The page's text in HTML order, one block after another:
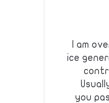
I am
ice
you